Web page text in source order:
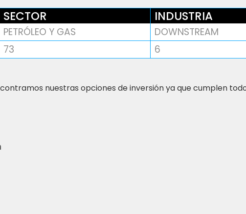
SECTOR INDUSTRIA
PETRÓLEO Y GAS
DOWNSTREAM
73 6
nuestras opciones de inversión ya que cumplen